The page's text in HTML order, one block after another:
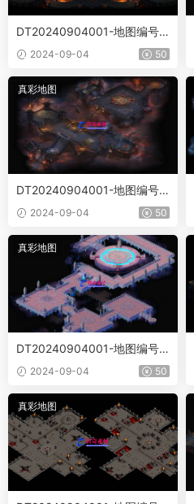
DT20240904001-地图编号JI
M-212024-09-04 50
真彩地图
DT20240904001-地图编号JI
M-T192024-09-04 50
真彩地图
DT20240904001-地图编号JI
M-T172024-09-04 50
真彩地图